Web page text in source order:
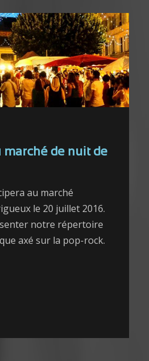
marché de nuit de
au marché
le 20 juillet 2016.
notre répertoire
axé sur la pop-rock.